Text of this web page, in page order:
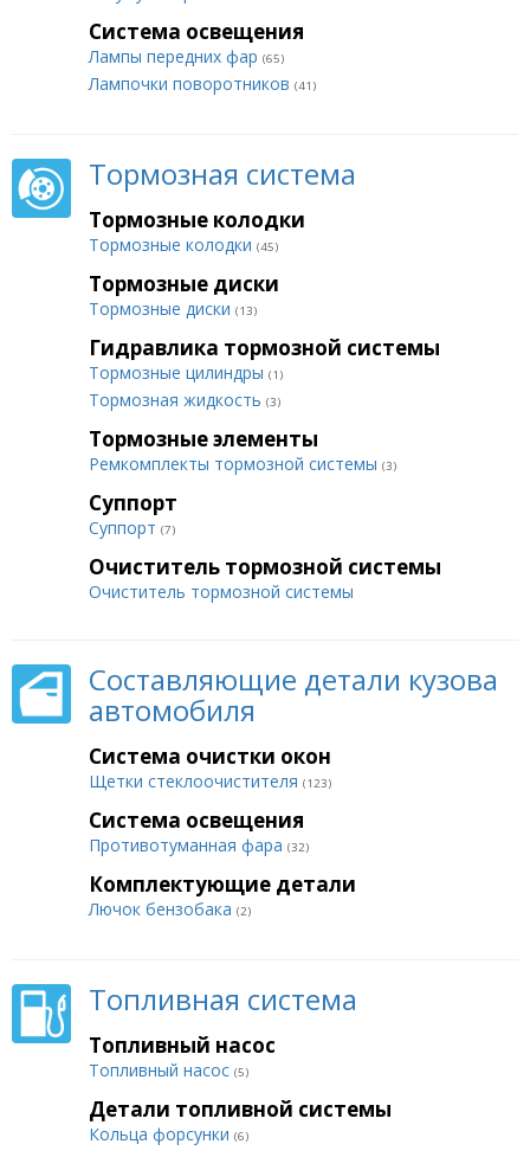
Система освещения
Лампы передних фар (65)
Лампочки поворотников (41)
Тормозная система
Тормозные колодки
Тормозные колодки (45)
Тормозные диски
Тормозные диски (13)
Гидравлика тормозной системы
Тормозные цилиндры (1)
Тормозная жидкость (3)
Тормозные элементы
Ремкомплекты тормозной системы (3)
Суппорт
Суппорт (7)
Очиститель тормозной системы
Очиститель тормозной системы
Составляющие детали кузова
автомобиля
Система очистки окон
Щетки стеклоочистителя (123)
Система освещения
Противотуманная фара (32)
Комплектующие детали
Лючок бензобака (2)
Топливная система
Топливный насос
Топливный насос (5)
Детали топливной системы
Кольца форсунки (6)